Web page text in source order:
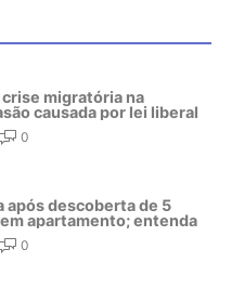
migratória na
causada por lei liberal
0
após descoberta de 5
apartamento; entenda
0